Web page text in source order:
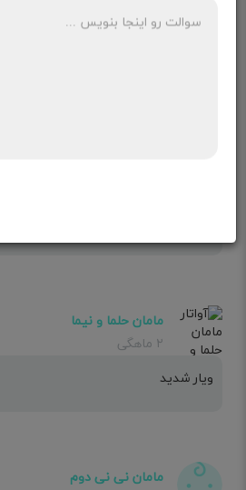
اگه خط بی بی چکت پرنگ بود بچه
مامان حلما و نیما
۲ ماهگی
ویار شدید
مامان نی نی دوم